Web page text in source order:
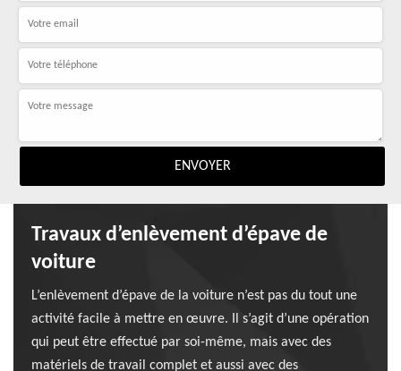
Travaux d’enlèvement d’épave de
voiture
L’enlèvement d’épave de la voiture n’est pas du tout une
activité facile à mettre en œuvre. Il s’agit d’une opération
qui peut être effectué par soi-même, mais avec des
matériels de travail complet et aussi avec des